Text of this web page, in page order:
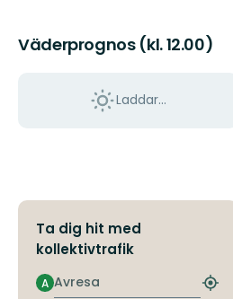
Väderprognos (kl. 12.00)
Laddar...
Ta dig hit med
kollektivtrafik
Avresa
A
Hitta